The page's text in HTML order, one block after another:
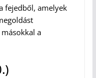
fejedből, amelyek
a